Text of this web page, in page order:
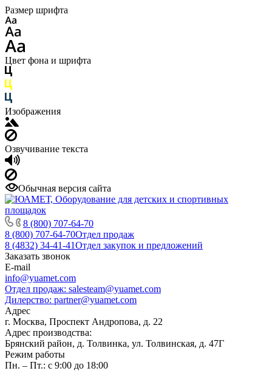
Размер шрифта
Цвет фона и шрифта
Изображения
Озвучивание текста
Обычная версия сайта
8 (800) 707-64-70
8 (800) 707-64-70Отдел продаж
8 (4832) 34-41-41Отдел закупок и предложений
Заказать звонок
E-mail
info@yuamet.com
Отдел продаж: salesteam@yuamet.com
Дилерство: partner@yuamet.com
Адрес
г. Москва, Проспект Андропова, д. 22
Адрес производства:
Брянский район, д. Толвинка, ул. Толвинская, д. 47Г
Режим работы
Пн. – Пт.: с 9:00 до 18:00